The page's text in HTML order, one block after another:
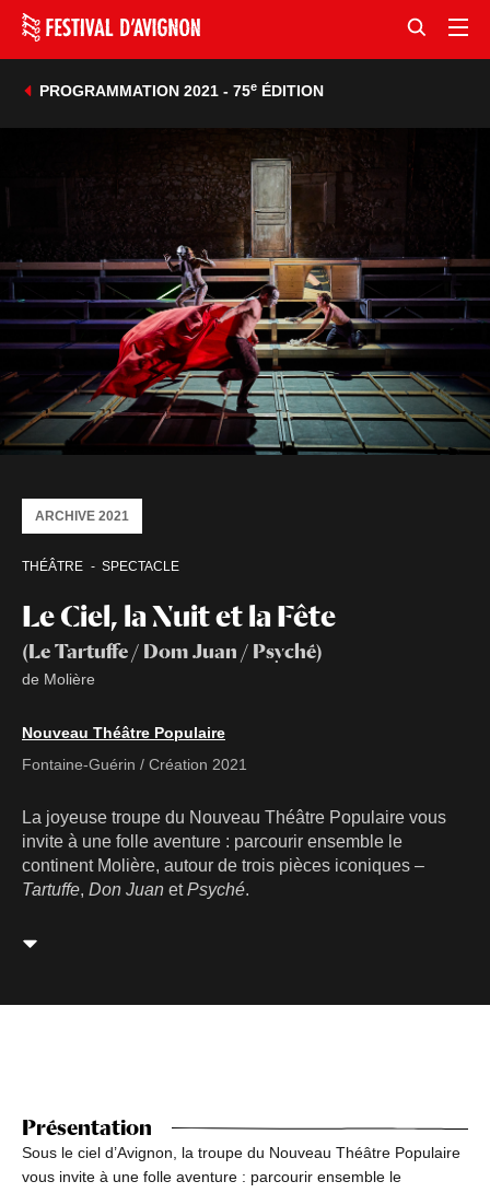
PROGRAMMATION 2021 - 75eÉDITION
Le Ciel, la Nuit et la Fête
(Le Tartuffe / Dom Juan / Psyché)
de Molière
THÉÂTRE SPECTACLE
ARCHIVE 2021
Nouveau Théâtre Populaire
Fontaine-Guérin / Création 2021
La joyeuse troupe du Nouveau Théâtre Populaire vous
invite à une folle aventure : parcourir ensemble le
continent Molière, autour de trois pièces iconiques –
Tartuffe, Don Juan etPsyché.
Présentation
Sous le ciel d’Avignon, la troupe du Nouveau Théâtre Populaire
vous invite à une folle aventure : parcourir ensemble le